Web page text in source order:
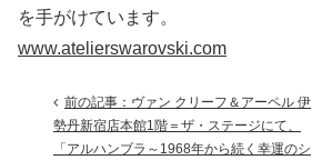
を手がけています。
www.atelierswarovski.com
前の記事：ヴァン クリーフ＆アーペル 伊
勢丹新宿店本館1階＝ザ・ステージにて、
「アルハンブラ～1968年から続く幸運のシ